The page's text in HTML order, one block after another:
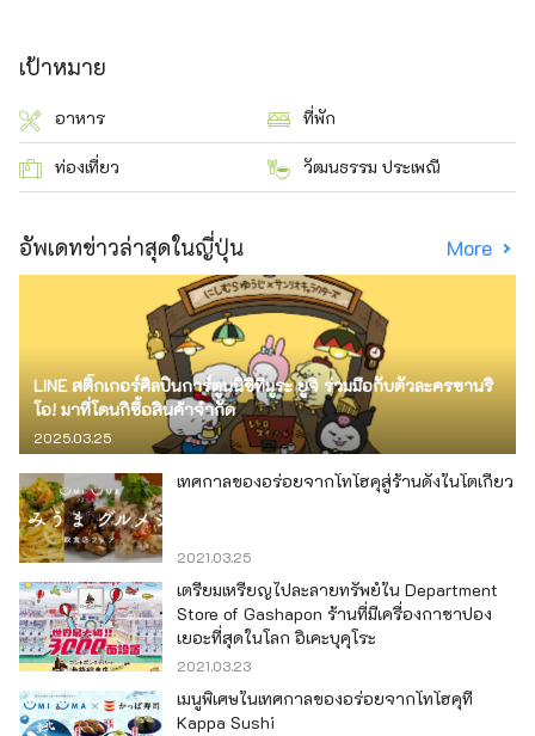
เป้าหมาย
อาหาร ที่พัก
ท่องเที่ยว วัฒนธรรม ประเพณี
อัพเดทข่าวล่าสุดในญี่ปุ่น More
LINE สติ๊กเกอร์ศิลปินการ์ตูนนิชิทีมูระ ยูจิ ร่วมมือกับตัวละครซานริ
โอ! มาที่โดนกิซื้อสินค้าจำกัด
2025.03.25
เทศกาลของอร่อยจากโทโฮคุสู่ร้านดังในโตเกียว
2021.03.25
เตรียมเหรียญไปละลายทรัพย์ใน Department
Store of Gashapon ร้านที่มีเครื่องกาชาปอง
เยอะที่สุดในโลก อิเคะบุคุโระ
2021.03.23
เมนูพิเศษในเทศกาลของอร่อยจากโทโฮคุที่
Kappa Sushi